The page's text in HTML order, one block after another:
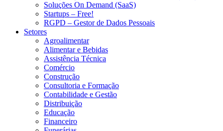
Soluções On Demand (SaaS)
Startups – Free!
RGPD – Gestor de Dados Pessoais
Setores
Agroalimentar
Alimentar e Bebidas
Assistência Técnica
Comércio
Construção
Consultoria e Formação
Contabilidade e Gestão
Distribuição
Educação
Financeiro